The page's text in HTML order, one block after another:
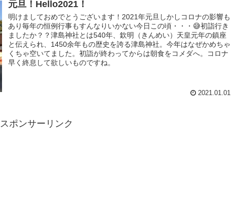
元旦！Hello2021！
明けましておめでとうございます！2021年元旦しかしコロナの影響も
あり毎年の恒例行事もすんなりいかない今日この頃・・・😅初詣行き
ましたか？？津島神社とは540年、欽明（きんめい）天皇元年の鎮座
と伝えられ、1450余年もの歴史を誇る津島神社。今年はなぜかめちゃ
くちゃ空いてました。初詣が終わってからは朝食をコメダへ。コロナ
早く終息して欲しいものですね。
2021.01.01
スポンサーリンク